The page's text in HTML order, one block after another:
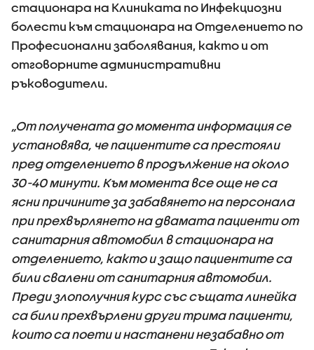
стационара на Клиниката по Инфекциозни
болести към стационара на Отделението по
Професионални заболявания, както и от
отговорните административни
ръководители.
„От получената до момента информация се
установява, че пациентите са престояли
пред отделението в продължение на около
30-40 минути. Към момента все още не са
ясни причините за забавянето на персонала
при прехвърлянето на двамата пациенти от
санитарния автомобил в стационара на
отделението, както и защо пациентите са
били свалени от санитарния автомобил.
Преди злополучния курс със същата линейка
са били прехвърлени други трима пациенти,
които са поети и настанени незабавно от